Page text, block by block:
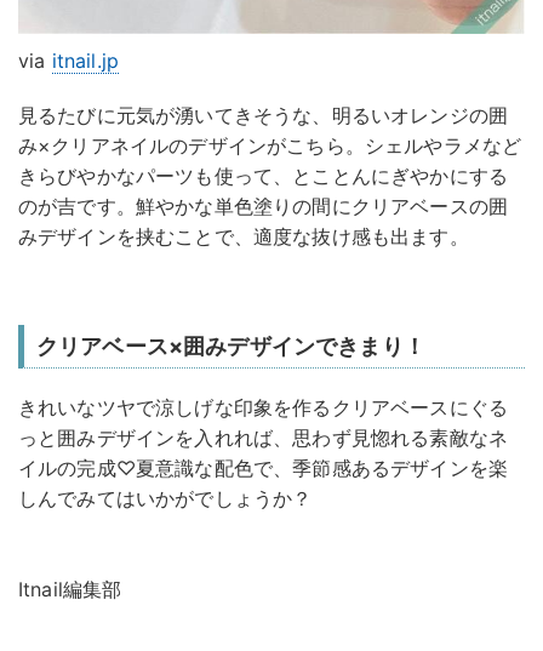
via itnail.jp
見るたびに元気が湧いてきそうな、明るいオレンジの囲
み×クリアネイルのデザインがこちら。シェルやラメなど
きらびやかなパーツも使って、とことんにぎやかにする
のが吉です。鮮やかな単色塗りの間にクリアベースの囲
みデザインを挟むことで、適度な抜け感も出ます。
クリアベース×囲みデザインできまり！
きれいなツヤで涼しげな印象を作るクリアベースにぐる
っと囲みデザインを入れれば、思わず見惚れる素敵なネ
イルの完成♡夏意識な配色で、季節感あるデザインを楽
しんでみてはいかがでしょうか？
Itnail編集部